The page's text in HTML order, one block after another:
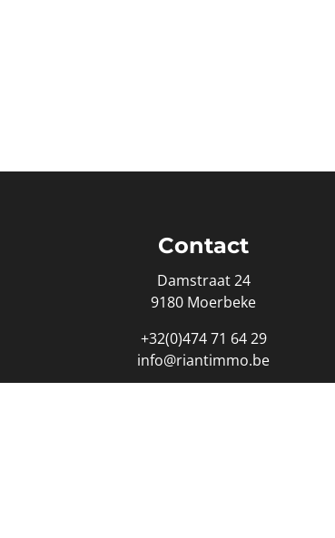
Contact
Damstraat 24
9180 Moerbeke
+32(0)474 71 64 29
info@riantimmo.be